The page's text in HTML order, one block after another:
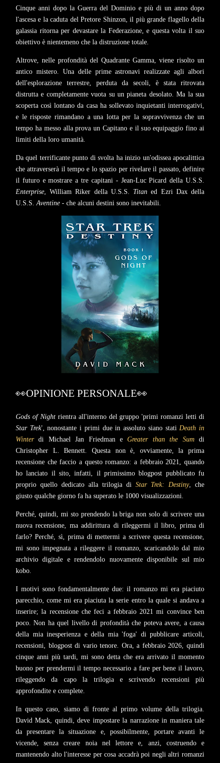
Cinque anni dopo la Guerra del Dominio e più di un anno dopo
l'ascesa e la caduta del Pretore Shinzon, il più grande flagello della
galassia ritorna per devastare la Federazione, e questa volta il suo
obiettivo è nientemeno che la distruzione totale.
Altrove, nelle profondità del Quadrante Gamma, viene risolto un
antico mistero. Una delle prime astronavi realizzate agli albori
dell'esplorazione terrestre, perduta da secoli, è stata ritrovata
distrutta e completamente vuota su un pianeta desolato. Ma la sua
scoperta così lontano da casa ha sollevato inquietanti interrogativi,
e le risposte rimandano a una lotta per la sopravvivenza che un
tempo ha messo alla prova un Capitano e il suo equipaggio fino ai
limiti della loro umanità.
Da quel terrificante punto di svolta ha inizio un'odissea apocalittica
che attraverserà il tempo e lo spazio per rivelare il passato, definire
il futuro e mostrare a tre capitani - Jean-Luc Picard della U.S.S.
Enterprise , William Riker della U.S.S. Titan ed Ezri Dax della
U.S.S. Aventine - che alcuni destini sono inevitabili.
👀OPINIONE PERSONALE👀
Gods of Nightrientra all'interno del gruppo 'primi romanzi letti di
Star Trek', nonostante i primi due in assoluto siano stati Death in
Winterdi Michael Jan Friedman eGreater than the Sumdi
Christopher L. Bennett. Questa non è, ovviamente, la prima
recensione che faccio a questo romanzo: a febbraio 2021, quando
ho lanciato il sito, infatti, il primissimo blogpost pubblicato fu
proprio quello dedicato alla trilogia di Star Trek: Destiny, che
giusto qualche giorno fa ha superato le 1000 visualizzazioni.
Perché, quindi, mi sto prendendo la briga non solo di scrivere una
nuova recensione, ma addirittura di rileggermi il libro, prima di
farlo? Perché, sì, prima di mettermi a scrivere questa recensione,
mi sono impegnata a rileggere il romanzo, scaricandolo dal mio
archivio digitale e rendendolo nuovamente disponibile sul mio
kobo.
I motivi sono fondamentalmente due: il romanzo mi era piaciuto
parecchio, come mi era piaciuta la serie entro la quale si andava a
inserire; la recensione che feci a febbraio 2021 mi convince ben
poco. Non ha quel livello di profondità che poteva avere, a causa
della mia inesperienza e della mia 'foga' di pubblicare articoli,
recensioni, blogpost di vario tenore. Ora, a febbraio 2026, quindi
cinque anni più tardi, mi sono detta che era arrivato il momento
buono per prendermi il tempo necessario a fare per bene il lavoro,
rileggendo da capo la trilogia e scrivendo recensioni più
approfondite e complete.
In questo caso, siamo di fronte al primo volume della trilogia.
David Mack, quindi, deve impostare la narrazione in maniera tale
da presentare la situazione e, possibilmente, portare avanti le
vicende, senza creare noia nel lettore e, anzi, costruendo e
mantenendo alto l'interesse per cosa accadrà poi negli altri romanzi